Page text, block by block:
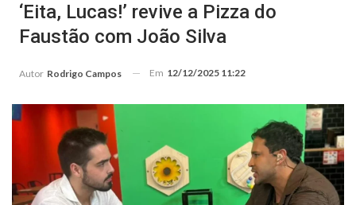
‘Eita, Lucas!’ revive a Pizza do
Faustão com João Silva
Autor Rodrigo Campos Em 12/12/2025 11:22